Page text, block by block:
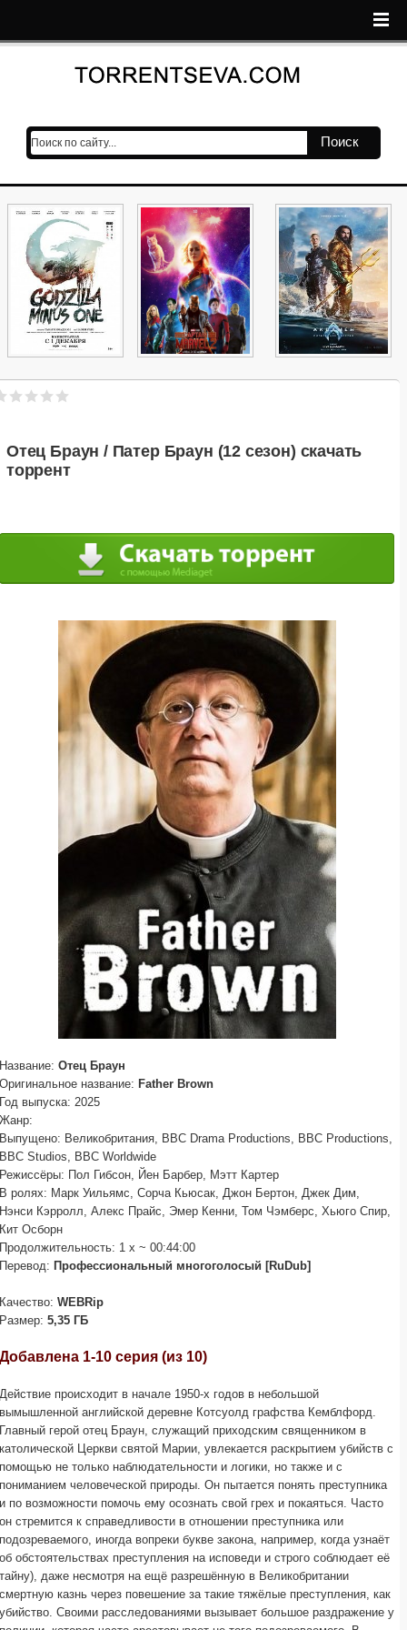
Поиск
Отец Браун / Патер Браун (12 сезон) скачать
торрент
Название: Отец Браун
Оригинальное название: Father Brown
Год выпуска: 2025
Жанр:
Выпущено: Великобритания, BBC Drama Productions, BBC Productions,
BBC Studios, BBC Worldwide
Режиссёры: Пол Гибсон, Йен Барбер, Мэтт Картер
В ролях: Марк Уильямс, Сорча Кьюсак, Джон Бертон, Джек Дим,
Нэнси Кэрролл, Алекс Прайс, Эмер Кенни, Том Чэмберс, Хьюго Спир,
Кит Осборн
Продолжительность: 1 x ~ 00:44:00
Перевод: Профессиональный многоголосый [RuDub]
Качество: WEBRip
Размер: 5,35 ГБ
Добавлена 1-10 серия (из 10)
Действие происходит в начале 1950-х годов в небольшой
вымышленной английской деревне Котсуолд графства Кемблфорд.
Главный герой отец Браун, служащий приходским священником в
католической Церкви святой Марии, увлекается раскрытием убийств с
помощью не только наблюдательности и логики, но также и с
пониманием человеческой природы. Он пытается понять преступника
и по возможности помочь ему осознать свой грех и покаяться. Часто
он стремится к справедливости в отношении преступника или
подозреваемого, иногда вопреки букве закона, например, когда узнаёт
об обстоятельствах преступления на исповеди и строго соблюдает её
тайну), даже несмотря на ещё разрешённую в Великобритании
смертную казнь через повешение за такие тяжёлые преступления, как
убийство. Своими расследованиями вызывает большое раздражение у